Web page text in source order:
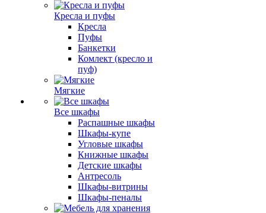
Кресла и пуфы
Кресла
Пуфы
Банкетки
Комлект (кресло и
пуф)
Мягкие
Все шкафы
Распашные шкафы
Шкафы-купе
Угловые шкафы
Книжные шкафы
Детские шкафы
Антресоль
Шкафы-витрины
Шкафы-пеналы